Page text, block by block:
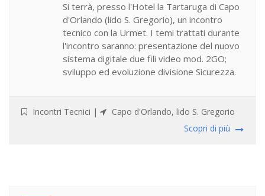
Si terrà, presso l'Hotel la Tartaruga di Capo
d'Orlando (lido S. Gregorio), un incontro
tecnico con la Urmet. I temi trattati durante
l'incontro saranno: presentazione del nuovo
sistema digitale due fili video mod. 2GO;
sviluppo ed evoluzione divisione Sicurezza.
Incontri Tecnici |
Capo d'Orlando, lido S. Gregorio
Scopri di più